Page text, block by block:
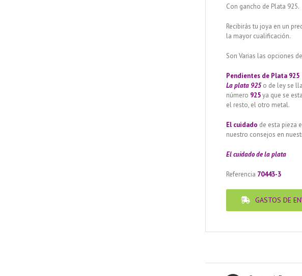
Con gancho de Plata 925.
Recibirás tu joya en un
la mayor cualificación.
Son Varias las opciones
Pendientes de Plata 925
La plata 925 o de ley se
número 925ya que se
el resto, el otro metal.
El cuidado de esta pieza
nuestro consejos en
El cuidado dela plata
Referencia 70443-3
GASTOS DE